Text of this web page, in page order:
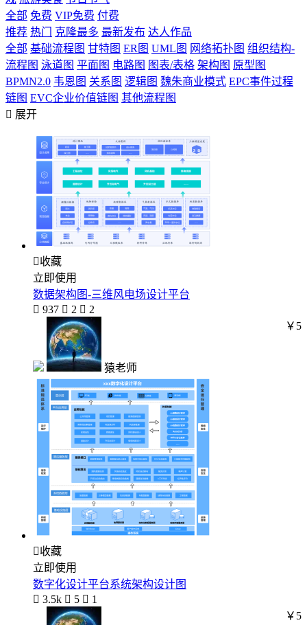
全部 免费 VIP免费 付费
推荐 热门 克隆最多 最新发布 达人作品
全部 基础流程图 甘特图 ER图 UML图 网络拓扑图 组织结构-
流程图 泳道图 平面图 电路图 图表/表格 架构图 原型图
BPMN2.0 韦恩图 关系图 逻辑图 魏朱商业模式 EPC事件过程
链图 EVC企业价值链图 其他流程图
 展开
收藏
立即使用
数据架构图-三维风电场设计平台
 937  2  2
猿老师
￥5
收藏
立即使用
数字化设计平台系统架构设计图
 3.5k  5  1
￥5